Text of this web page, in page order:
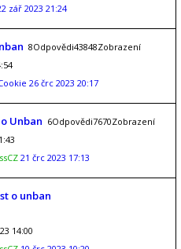
zář 2023 21:24
8Odpovědi43848Zobrazení
26 črc 2023 20:17
Unban 6Odpovědi7670Zobrazení
21 črc 2023 17:13
o unban
14:00